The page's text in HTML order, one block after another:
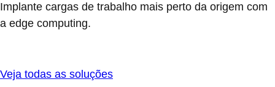
Implante cargas de trabalho mais perto da origem com
a edge computing.
Veja todas as soluções